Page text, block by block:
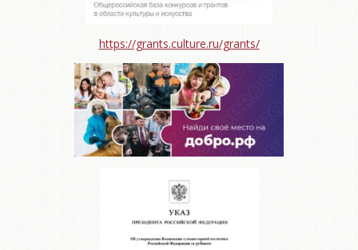
https://grants.culture.ru/grants/